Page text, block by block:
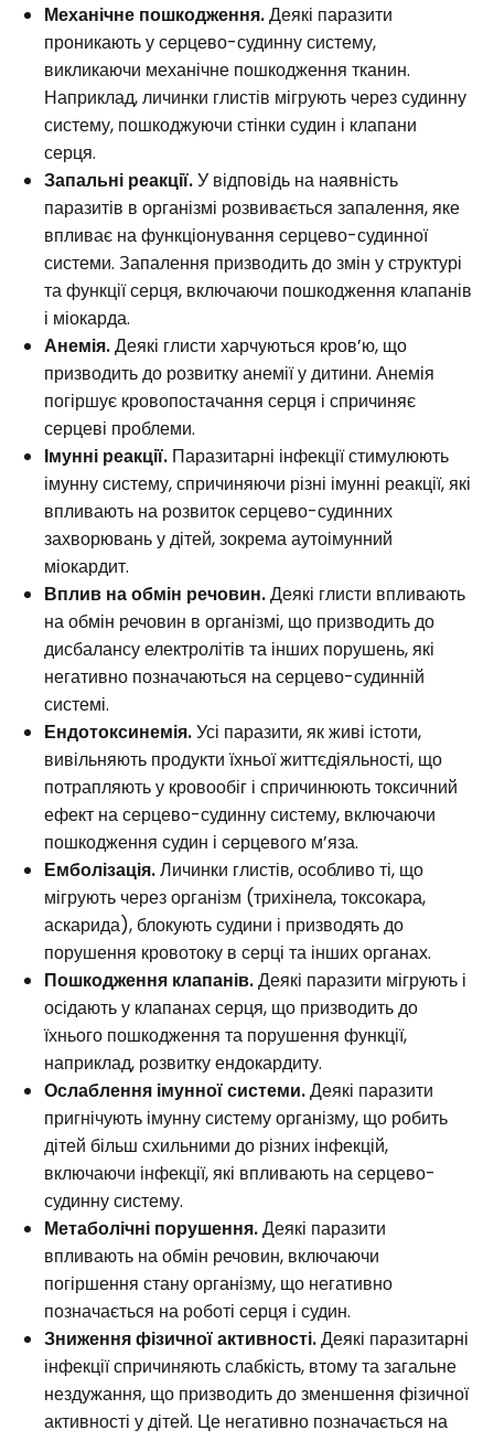
Механічне пошкодження.Деякі паразити
проникають у серцево-судинну систему,
викликаючи механічне пошкодження тканин.
Наприклад, личинки глистів мігрують через судинну
систему, пошкоджуючи стінки судин і клапани
серця.
Запальні реакції.У відповідь на наявність
паразитів в організмі розвивається запалення, яке
впливає на функціонування серцево-судинної
системи. Запалення призводить до змін у структурі
та функції серця, включаючи пошкодження клапанів
і міокарда.
Анемія.Деякі глисти харчуються кров’ю, що
призводить до розвитку анемії у дитини. Анемія
погіршує кровопостачання серця і спричиняє
серцеві проблеми.
Імунні реакції. Паразитарні інфекції стимулюють
імунну систему, спричиняючи різні імунні реакції, які
впливають на розвиток серцево-судинних
захворювань у дітей, зокрема аутоімунний
міокардит.
Вплив на обмін речовин.Деякі глисти впливають
на обмін речовин в організмі, що призводить до
дисбалансу електролітів та інших порушень, які
негативно позначаються на серцево-судинній
системі.
Ендотоксинемія.Усі паразити, як живі істоти,
вивільняють продукти їхньої життєдіяльності, що
потрапляють у кровообіг і спричинюють токсичний
ефект на серцево-судинну систему, включаючи
пошкодження судин і серцевого м’яза.
Емболізація.Личинки глистів, особливо ті, що
мігрують через організм (трихінела, токсокара,
аскарида), блокують судини і призводять до
порушення кровотоку в серці та інших органах.
Пошкодження клапанів.Деякі паразити мігрують і
осідають у клапанах серця, що призводить до
їхнього пошкодження та порушення функції,
наприклад, розвитку ендокардиту.
Ослаблення імунної системи.Деякі паразити
пригнічують імунну систему організму, що робить
дітей більш схильними до різних інфекцій,
включаючи інфекції, які впливають на серцево-
судинну систему.
Метаболічні порушення.Деякі паразити
впливають на обмін речовин, включаючи
погіршення стану організму, що негативно
позначається на роботі серця і судин.
Зниження фізичної активності.Деякі паразитарні
інфекції спричиняють слабкість, втому та загальне
нездужання, що призводить до зменшення фізичної
активності у дітей. Це негативно позначається на